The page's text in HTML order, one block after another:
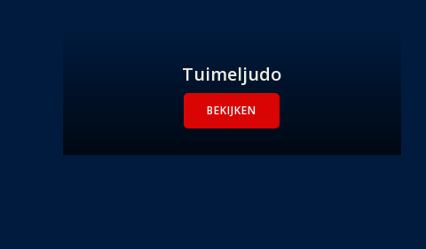
Tuimeljudo
BEKIJKEN